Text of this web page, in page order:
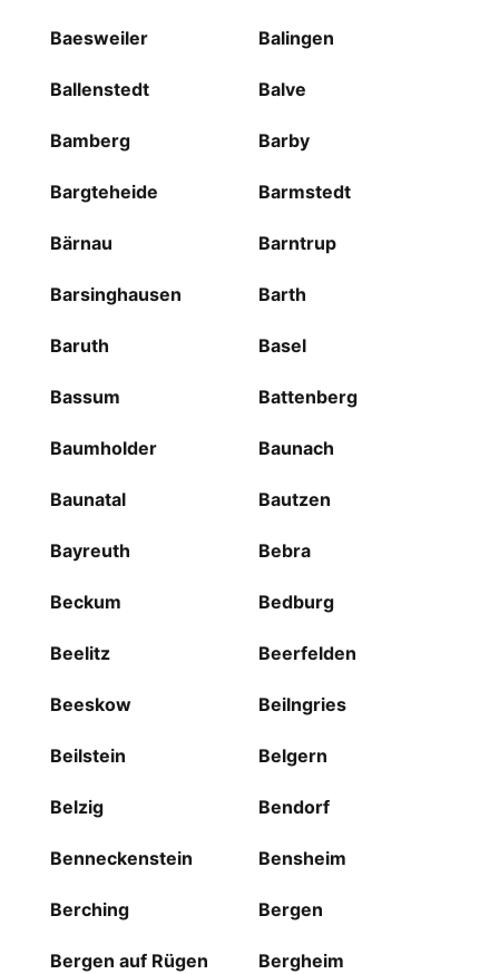
Baesweiler Balingen
Ballenstedt Balve
Bamberg Barby
Bargteheide Barmstedt
Bärnau Barntrup
Barsinghausen Barth
Baruth Basel
Bassum Battenberg
Baumholder Baunach
Baunatal Bautzen
Bayreuth Bebra
Beckum Bedburg
Beelitz Beerfelden
Beeskow Beilngries
Beilstein Belgern
Belzig Bendorf
Benneckenstein Bensheim
Berching Bergen
Bergen auf Rügen Bergheim